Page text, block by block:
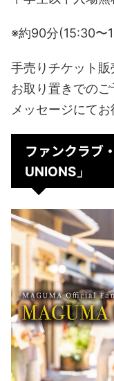
※約90分(15:30〜
手売りチケット販
お取り置きでのご
メッセージにてお
ファンクラブ
UNIONS」